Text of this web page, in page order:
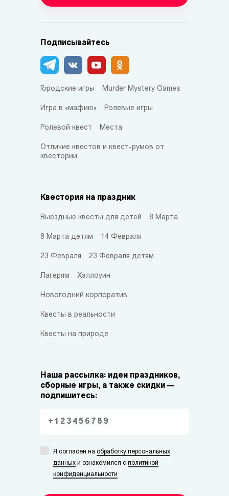
Подписывайтесь
Городские игры Murder Mystery Games
Игра в «мафию» Ролевые игры
Ролевой квест Места
Отличие квестов и квест-румов от
квестории
Квестория на праздник
Выездные квесты для детей 8 Марта
8 Марта детям 14 Февраля
23 Февраля 23 Февраля детям
Лагерям Хэллоуин
Новогодний корпоратив
Квесты в реальности
Квесты на природе
Наша рассылка: идеи праздников,
сборные игры, а также скидки —
подпишитесь:
Я согласен на обработку персональных
данных и ознакомился с политикой
конфиденциальности